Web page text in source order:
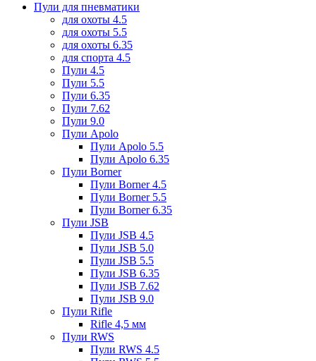
Пули для пневматики
для охоты 4.5
для охоты 5.5
для охоты 6.35
для спорта 4.5
Пули 4.5
Пули 5.5
Пули 6.35
Пули 7.62
Пули 9.0
Пули Apolo
Пули Apolo 5.5
Пули Apolo 6.35
Пули Borner
Пули Borner 4.5
Пули Borner 5.5
Пули Borner 6.35
Пули JSB
Пули JSB 4.5
Пули JSB 5.0
Пули JSB 5.5
Пули JSB 6.35
Пули JSB 7.62
Пули JSB 9.0
Пули Rifle
Rifle 4,5 мм
Пули RWS
Пули RWS 4.5